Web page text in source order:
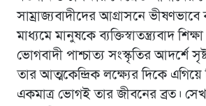
সাম্রাজ্যবাদীদের আগ্রাসনে
মাধ্যমে মানুষকে ব্যক্তিস্বাতন্ত্র্যবাদ
ভোগবাদী পাশ্চাত্য সংস্কৃতির আদর্শে
তার আত্মকেন্দ্রিক লক্ষ্যের দিকে এগিয়ে
একমাত্র ভোগই তার জীবনের ব্রত।